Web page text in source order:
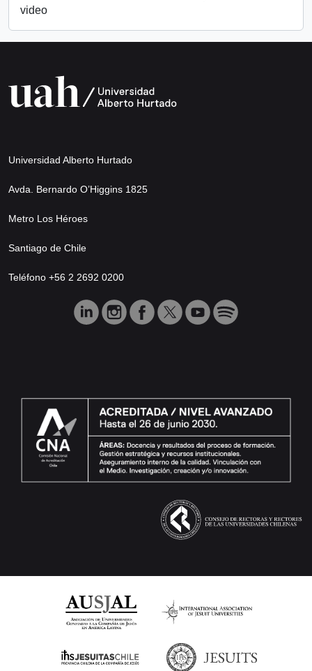
video
Universidad Alberto Hurtado
Avda. Bernardo O’Higgins 1825
Metro Los Héroes
Santiago de Chile
Teléfono +56 2 2692 0200